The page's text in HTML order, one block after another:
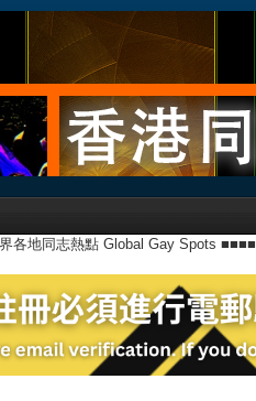
各地同志熱點 Global Gay Spots ■■■■